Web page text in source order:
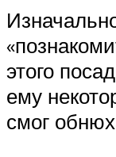
этого
ему
смог